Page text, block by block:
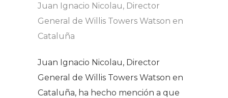
Juan Ignacio Nicolau, Director
General de Willis Towers Watson en
Cataluña
Juan Ignacio Nicolau, Director
General de Willis Towers Watson en
Cataluña, ha hecho mención a que